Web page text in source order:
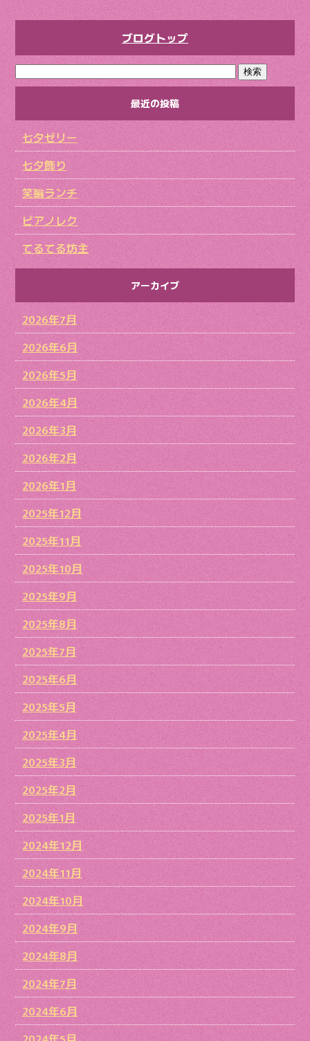
ブログトップ
最近の投稿
七夕ゼリー
七夕飾り
笑輪ランチ
ピアノレク
てるてる坊主
アーカイブ
2026年7月
2026年6月
2026年5月
2026年4月
2026年3月
2026年2月
2026年1月
2025年12月
2025年11月
2025年10月
2025年9月
2025年8月
2025年7月
2025年6月
2025年5月
2025年4月
2025年3月
2025年2月
2025年1月
2024年12月
2024年11月
2024年10月
2024年9月
2024年8月
2024年7月
2024年6月